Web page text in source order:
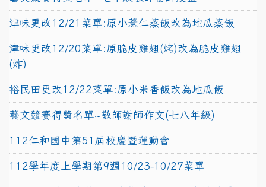
津味更改12/21菜單:原小薏仁蒸飯改為地瓜蒸飯
津味更改12/20菜單:原脆皮雞翅(烤)改為脆皮雞翅
(炸)
裕民田更改12/22菜單:原小米香飯改為地瓜飯
藝文競賽得獎名單~敬師謝師作文(七八年級)
112仁和國中第51屆校慶暨運動會
112學年度上學期第9週10/23-10/27菜單